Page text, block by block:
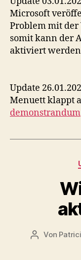
Microsoft
Problem mit
somit kann der
aktiviert
Update
Menuett klappt
demonstrandum
Von